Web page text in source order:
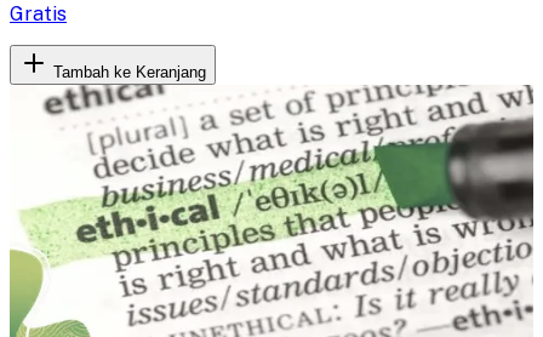
Gratis
Tambah ke Keranjang